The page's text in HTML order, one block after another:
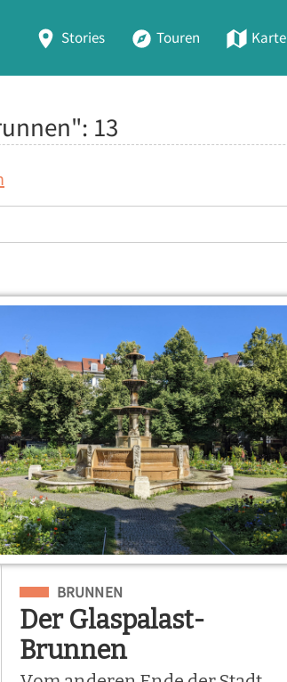
Stories Touren Karte
13
Eingeordnet unter
BRUNNEN
Der Glaspalast-
Brunnen